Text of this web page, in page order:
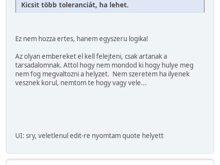
Kicsit több toleranciát, ha lehet.
Ez nem hozza ertes, hanem egyszeru logika!
Az olyan embereket el kell felejteni, csak artanak a
tarsadalomnak. Attol hogy nem mondod ki hogy hulye meg
nem fog megvaltozni a helyzet. Nem szeretem ha ilyenek
vesznek korul, nemtom te hogy vagy vele...
UI: sry, veletlenul edit-re nyomtam quote helyett